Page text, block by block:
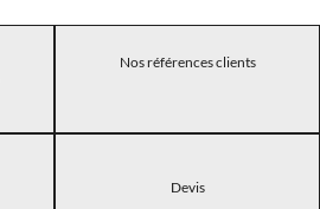
Nos références clients
Devis